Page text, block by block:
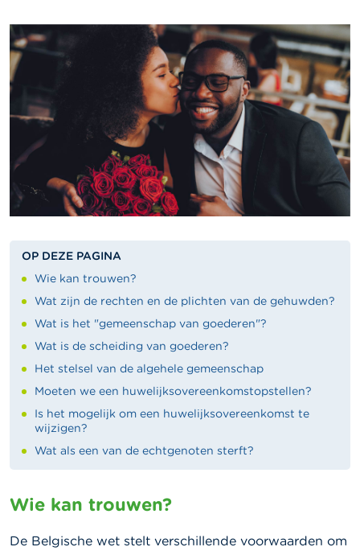
OP DEZE PAGINA
Wie kan trouwen?
Wat zijn de rechten en de plichten van de gehuwden?
Wat is het "gemeenschap van goederen"?
Wat is de scheiding van goederen?
Het stelsel van de algehele gemeenschap
Moeten we een huwelijksovereenkomstopstellen?
Is het mogelijk om een ​​huwelijksovereenkomst te
wijzigen?
Wat als een van de echtgenoten sterft?
Wie kan trouwen?
De Belgische wet stelt verschillende voorwaarden om